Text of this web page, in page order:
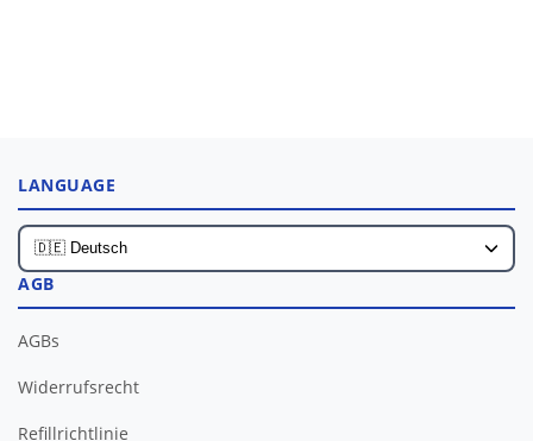
LANGUAGE
AGB
AGBs
Widerrufsrecht
Refillrichtlinie